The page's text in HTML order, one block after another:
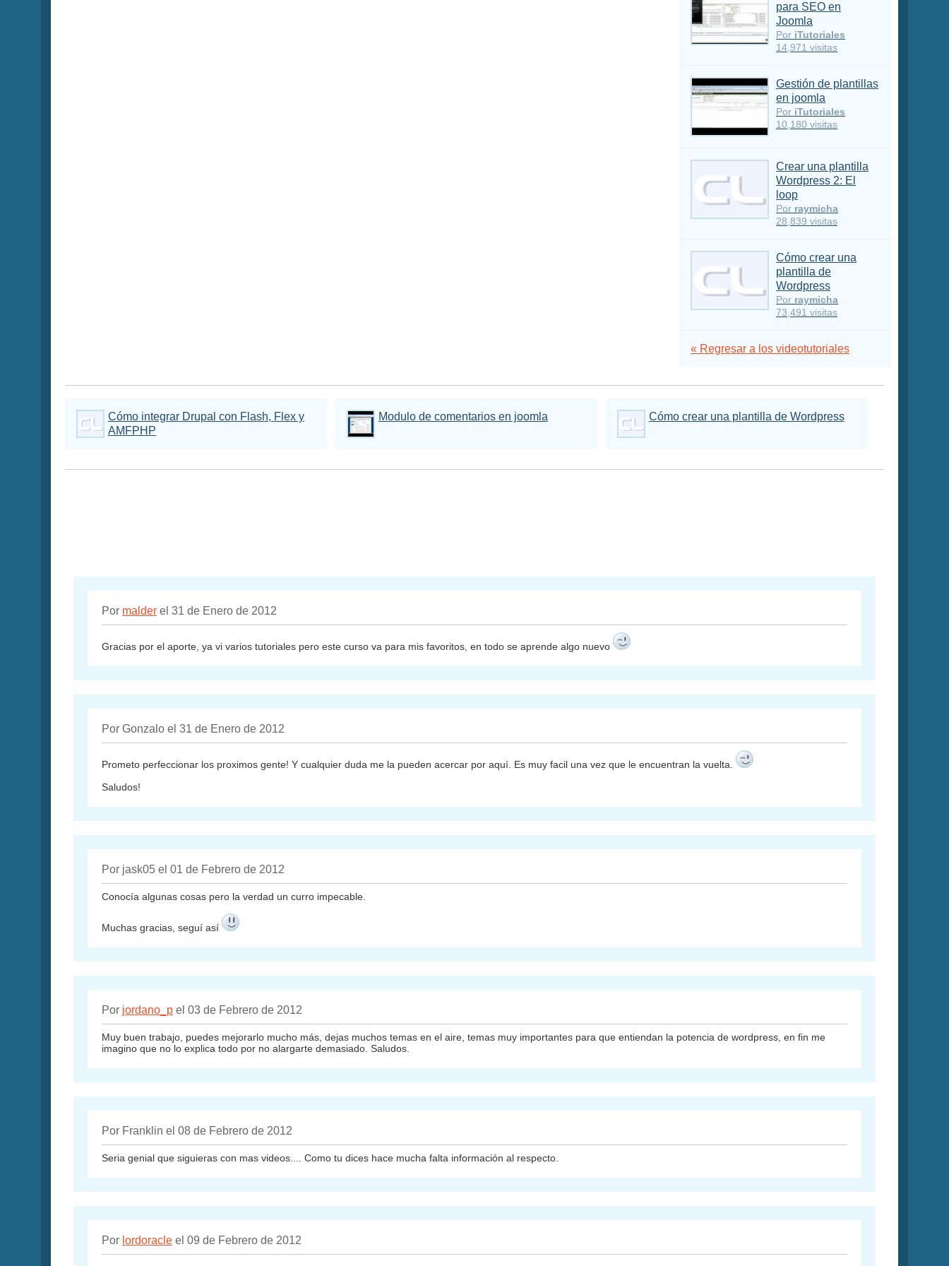
para SEO en
Joomla
Por iTutoriales
14,971 visitas
Gestión de plantillas
en joomla
Por iTutoriales
10,180 visitas
Crear una plantilla
Wordpress 2: El
loop
Por raymicha
28,839 visitas
Cómo crear una
plantilla de
Wordpress
Por raymicha
73,491 visitas
« Regresar a los videotutoriales
Cómo integrar Drupal con Flash, Flex y
AMFPHP
Modulo de comentarios en joomla Cómo crear una plantilla de Wordpress
Por malder el 31 de Enero de 2012
Gracias por el aporte, ya vi varios tutoriales pero este curso va para mis favoritos, en todo se aprende algo nuevo
Por Gonzalo el 31 de Enero de 2012
Prometo perfeccionar los proximos gente! Y cualquier duda me la pueden acercar por aquí. Es muy facil una vez que le encuentran la vuelta.
Saludos!
Por jask05 el 01 de Febrero de 2012
Conocía algunas cosas pero la verdad un curro impecable.
Muchas gracias, seguí así
Por jordano_p el 03 de Febrero de 2012
Muy buen trabajo, puedes mejorarlo mucho más, dejas muchos temas en el aire, temas muy importantes para que entiendan la potencia de wordpress, en fin me
imagino que no lo explica todo por no alargarte demasiado. Saludos.
Por Franklin el 08 de Febrero de 2012
Seria genial que siguieras con mas videos.... Como tu dices hace mucha falta información al respecto.
Por lordoracle el 09 de Febrero de 2012